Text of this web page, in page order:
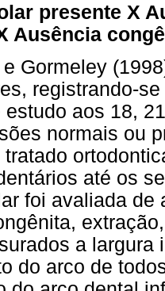
presente X
Ausência
Gormeley
registrando-
estudo aos 18,
normais ou
até os
foi avaliada de
a
do arco de